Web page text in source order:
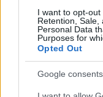
I want to opt-out
Retention, Sale,
Personal Data
Purposes for
Opted Out
Google consents
Se esiste un
referendum,
libere
partiti politici che
follia e saranno i
distopico del